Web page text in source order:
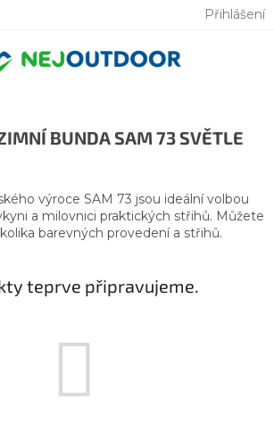
Přihlášení
BUNDA SAM 73 SVĚTLE
výroce SAM 73 jsou ideální volbou
a milovnici praktických střihů. Můžete
barevných provedení a střihů.
teprve připravujeme.